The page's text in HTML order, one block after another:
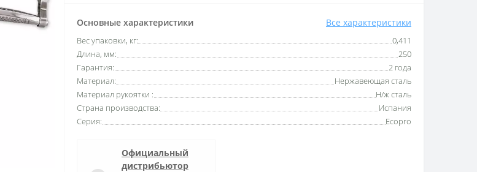
Основные характеристики Все характеристики
Вес упаковки, кг:
0,411
Длина, мм:
250
Гарантия:
2 года
Материал:
Нержавеющая сталь
Материал рукоятки :
Н/ж сталь
Страна производства:
Испания
Серия:
Ecopro
Официальный
дистрибьютор